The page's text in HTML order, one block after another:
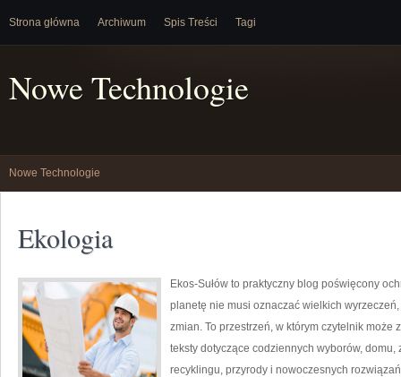
Strona główna Archiwum Spis Treści Tagi
Nowe Technologie
Nowe Technologie
Ekologia
Ekos-Sułów to praktyczny blog poświęcony
planetę nie musi oznaczać wielkich
zmian. To przestrzeń, w którym czytelnik może
teksty dotyczące codziennych wyborów,
recyklingu, przyrody i nowoczesnych